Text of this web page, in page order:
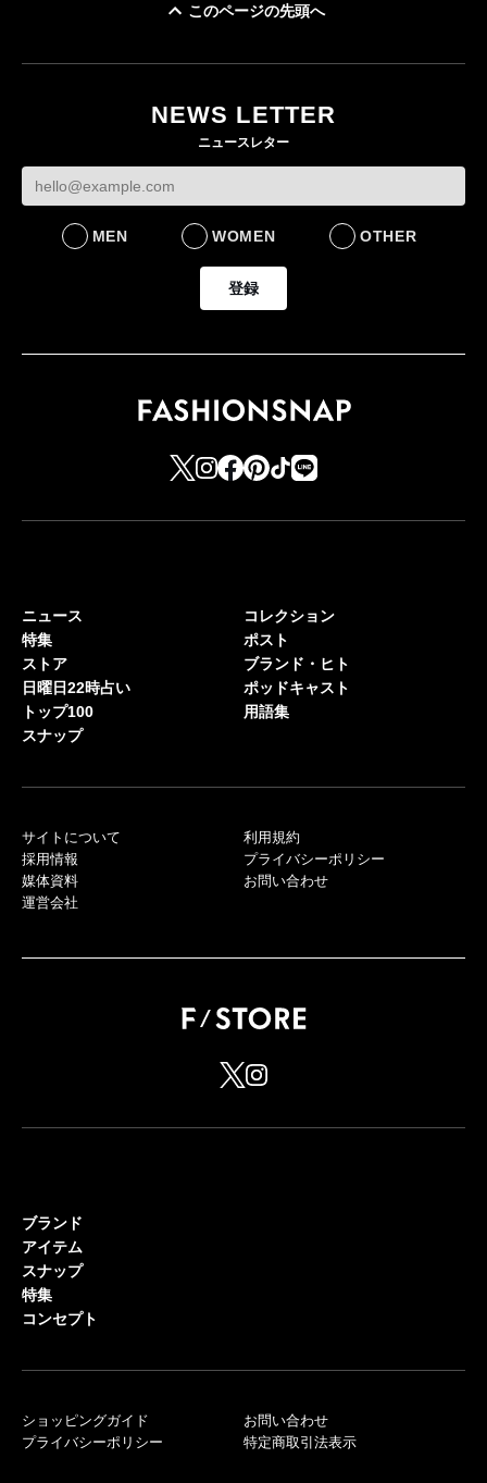
このページの先頭へ
NEWS LETTER
ニュースレター
MEN WOMEN OTHER
登録
ニュース
特集
ストア
日曜日22時占い
トップ100
スナップ
コレクション
ポスト
ブランド・ヒト
ポッドキャスト
用語集
サイトについて
採用情報
媒体資料
運営会社
利用規約
プライバシーポリシー
お問い合わせ
ブランド
アイテム
スナップ
特集
コンセプト
ショッピングガイド
プライバシーポリシー
お問い合わせ
特定商取引法表示